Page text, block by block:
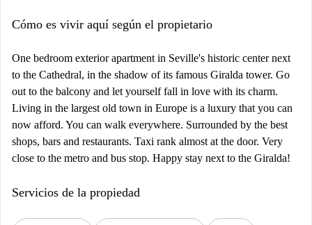
Cómo es vivir aquí según el propietario
One bedroom exterior apartment in Seville's historic center next
to the Cathedral, in the shadow of its famous Giralda tower. Go
out to the balcony and let yourself fall in love with its charm.
Living in the largest old town in Europe is a luxury that you can
now afford. You can walk everywhere. Surrounded by the best
shops, bars and restaurants. Taxi rank almost at the door. Very
close to the metro and bus stop. Happy stay next to the Giralda!
Servicios de la propiedad